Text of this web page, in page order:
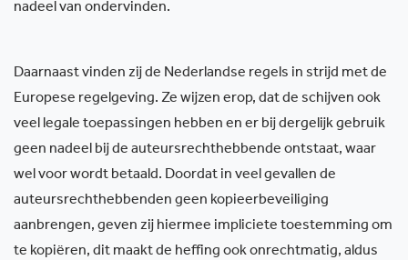
nadeel van ondervinden.
Daarnaast vinden zij de Nederlandse regels in strijd met de
Europese regelgeving. Ze wijzen erop, dat de schijven ook
veel legale toepassingen hebben en er bij dergelijk gebruik
geen nadeel bij de auteursrechthebbende ontstaat, waar
wel voor wordt betaald. Doordat in veel gevallen de
auteursrechthebbenden geen kopieerbeveiliging
aanbrengen, geven zij hiermee impliciete toestemming om
te kopiëren, dit maakt de heffing ook onrechtmatig, aldus